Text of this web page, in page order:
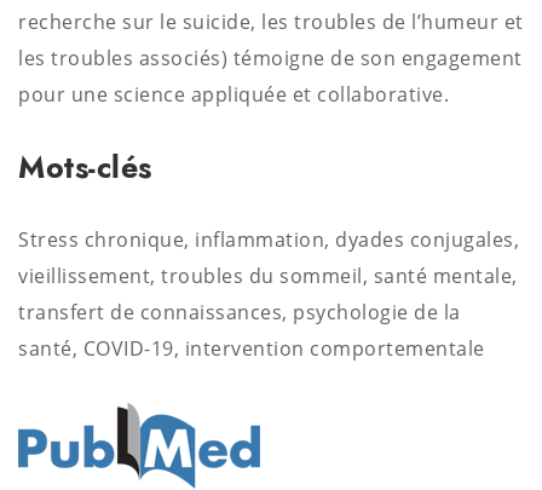
recherche sur le suicide, les troubles de l’humeur et
les troubles associés) témoigne de son engagement
pour une science appliquée et collaborative.
Mots-clés
Stress chronique, inflammation, dyades conjugales,
vieillissement, troubles du sommeil, santé mentale,
transfert de connaissances, psychologie de la
santé, COVID-19, intervention comportementale